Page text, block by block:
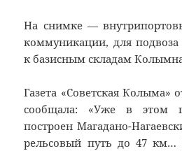
На снимке —
коммуникации, для подвоза
к базисным складам
Газета «Советская Колыма»
сообщала: «Уже в этом
построен Магадано-
рельсовый путь до 47 км…